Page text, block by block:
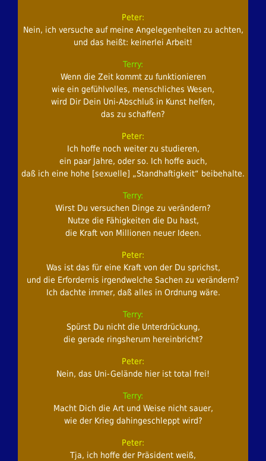
Peter:
Nein, ich versuche auf meine Angelegenheiten zu achten,
und das heißt: keinerlei Arbeit!
Terry:
Wenn die Zeit kommt zu funktionieren
wie ein gefühlvolles, menschliches Wesen,
wird Dir Dein Uni-Abschluß in Kunst helfen,
das zu schaffen?
Peter:
Ich hoffe noch weiter zu studieren,
ein paar Jahre, oder so. Ich hoffe auch,
daß ich eine hohe [sexuelle] „Standhaftigkeit“ beibehalte.
Terry:
Wirst Du versuchen Dinge zu verändern?
Nutze die Fähigkeiten die Du hast,
die Kraft von Millionen neuer Ideen.
Peter:
Was ist das für eine Kraft von der Du sprichst,
und die Erfordernis irgendwelche Sachen zu verändern?
Ich dachte immer, daß alles in Ordnung wäre.
Terry:
Spürst Du nicht die Unterdrückung,
die gerade ringsherum hereinbricht?
Peter:
Nein, das Uni-Gelände hier ist total frei!
Terry:
Macht Dich die Art und Weise nicht sauer,
wie der Krieg dahingeschleppt wird?
Peter:
Tja, ich hoffe der Präsident weiß,